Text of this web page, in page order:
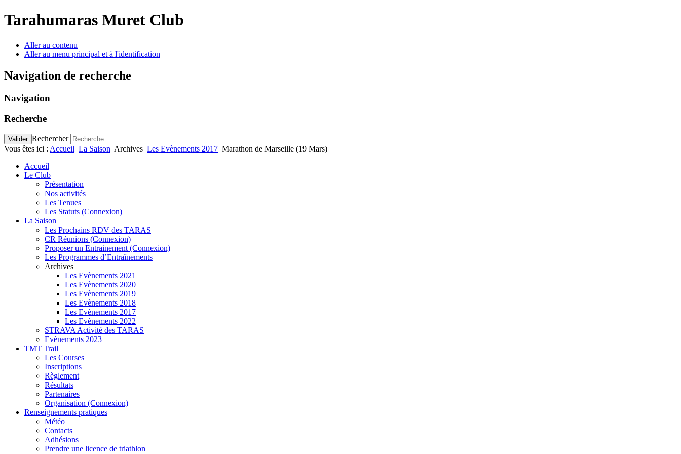
Tarahumaras Muret Club
Aller au contenu
Aller au menu principal et à l'identification
Navigation de recherche
Navigation
Recherche
Valider Rechercher
Vous êtes ici : Accueil La Saison Archives Les Evènements 2017 Marathon de Marseille (19 Mars)
Accueil
Le Club
Présentation
Nos activités
Les Tenues
Les Statuts (Connexion)
La Saison
Les Prochains RDV des TARAS
CR Réunions (Connexion)
Proposer un Entrainement (Connexion)
Les Programmes d’Entraînements
Archives
Les Evènements 2021
Les Evènements 2020
Les Evènements 2019
Les Evènements 2018
Les Evènements 2017
Les Evènements 2022
STRAVA Activité des TARAS
Evènements 2023
TMT Trail
Les Courses
Inscriptions
Règlement
Résultats
Partenaires
Organisation (Connexion)
Renseignements pratiques
Météo
Contacts
Adhésions
Prendre une licence de triathlon